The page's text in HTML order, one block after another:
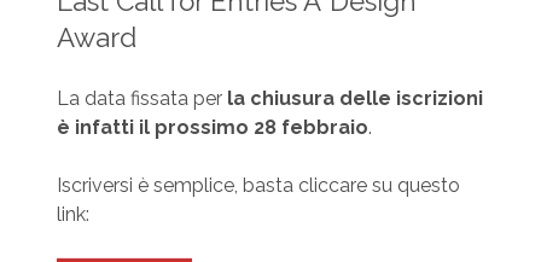
Award
La data fissata per la chiusura delle iscrizioni
è infatti il prossimo 28 febbraio.
Iscriversi è semplice, basta cliccare su questo
link: